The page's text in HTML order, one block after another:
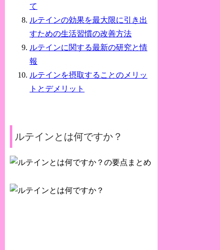
て
ルテインの効果を最大限に引き出
すための生活習慣の改善方法
ルテインに関する最新の研究と情
報
ルテインを摂取することのメリッ
トとデメリット
ルテインとは何ですか？